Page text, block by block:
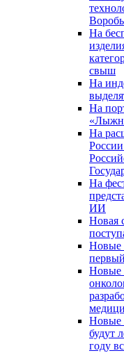
На
свыш
На
На
На
На
ИИ
Новая
Новые
Новые
Новые
будут
году